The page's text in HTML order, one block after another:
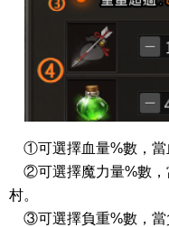
①可選擇血量%數，當
②可選擇魔力量%數，
村。
③可選擇負重%數，當